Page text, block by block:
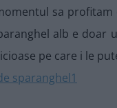
sa profitam
alb e doar
pe care i le